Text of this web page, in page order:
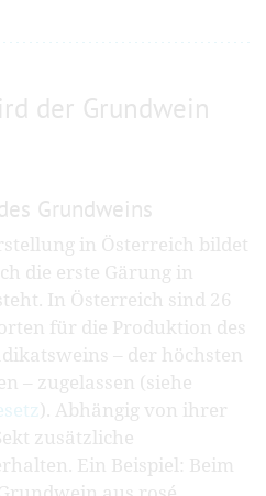
der Grundwein
Grundweins
in Österreich bildet
die erste Gärung in
In Österreich sind 26
für die Produktion des
– der höchsten
– zugelassen (siehe
). Abhängig von ihrer
zusätzliche
Ein Beispiel: Beim